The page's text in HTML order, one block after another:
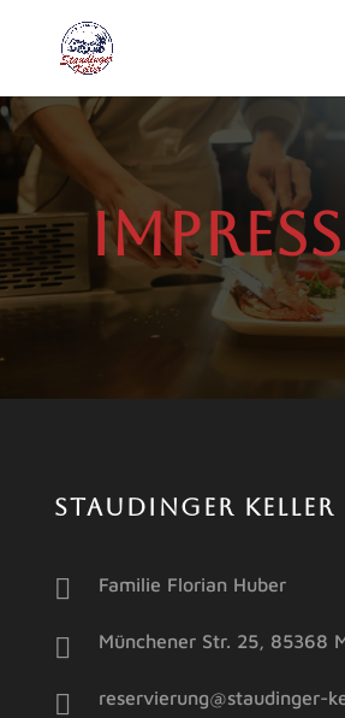
STAUDINGER KELLER
 Familie Florian Huber
 Münchener Str. 25, 85368
 reservierung@staudinger-